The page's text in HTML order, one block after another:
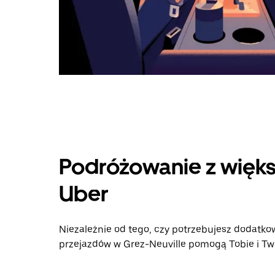
Podróżowanie z
Uber
Niezależnie od tego, czy potrzebujesz
przejazdów w Grez-Neuville pomogą Tobie i